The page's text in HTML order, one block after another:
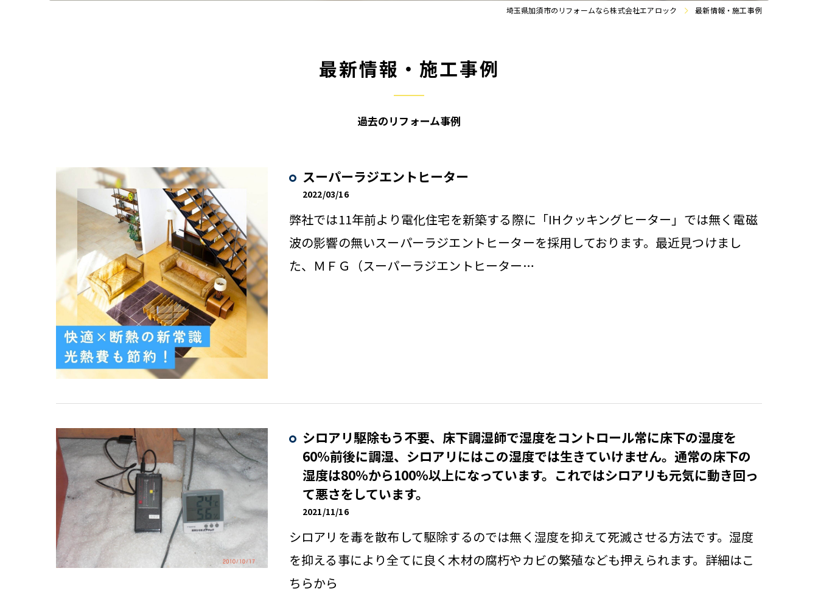
埼玉県加須市のリフォームなら株式会社エアロック 最新情報・施工事例
最新情報・施工事例
過去のリフォーム事例
スーパーラジエントヒーター
2022/03/16
弊社では11年前より電化住宅を新築する際に「IHクッキングヒーター」では無く電磁
波の影響の無いスーパーラジエントヒーターを採用しております。最近見つけまし
た、ＭＦＧ（スーパーラジエントヒーター…
シロアリ駆除もう不要、床下調湿師で湿度をコントロール常に床下の湿度を
60％前後に調湿、シロアリにはこの湿度では生きていけません。通常の床下の
湿度は80％から100％以上になっています。これではシロアリも元気に動き回っ
て悪さをしています。
2021/11/16
シロアリを毒を散布して駆除するのでは無く湿度を抑えて死滅させる方法です。湿度
を抑える事により全てに良く木材の腐朽やカビの繁殖なども押えられます。詳細はこ
ちらから